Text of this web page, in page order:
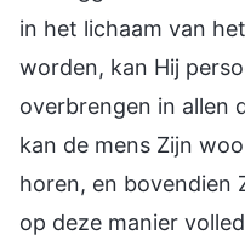
in het lichaam van
worden, kan Hij
overbrengen in allen
kan de mens Zijn
horen, en bovendien
op deze manier